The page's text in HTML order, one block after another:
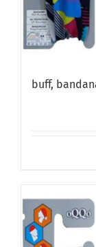
buff,